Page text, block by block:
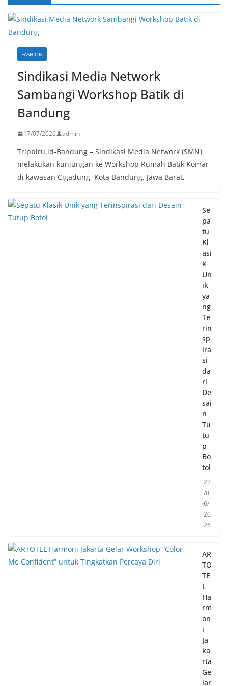
FASHION
Sindikasi Media Network
Sambangi Workshop Batik di
Bandung
17/07/2026 admin
Tripbiru.id-Bandung – Sindikasi Media Network (SMN)
melakukan kunjungan ke Workshop Rumah Batik Komar
di kawasan Cigadung, Kota Bandung, Jawa Barat,
Se
pa
tu
Kl
asi
k
Un
ik
ya
ng
Te
rin
sp
ira
si
da
ri
De
sai
n
Tu
tu
p
Bo
tol
22
/0
6/
20
26
AR
TO
TE
L
Ha
rm
on
i
Ja
ka
rta
Ge
lar